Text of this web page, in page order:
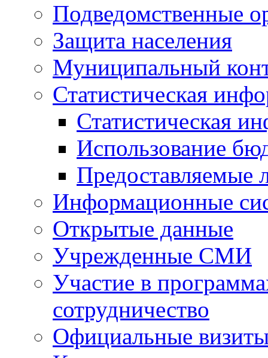
Подведомственные
Защита населения
Муниципальный
Статистическая
Статистическая
Использование
Предоставляемые
Информационные
Открытые данные
Учрежденные СМИ
Участие в
сотрудничество
Официальные